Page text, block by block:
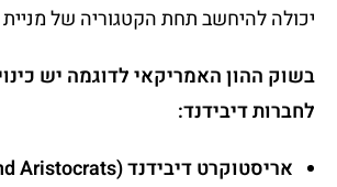
יכולה להיחשב תחת הקטגוריה של מניית
בשוק ההון האמריקאי לדוגמה יש
לחברות דיבידנד:
אריסטוקרט דיבידנד (Dividend Aristocrats)